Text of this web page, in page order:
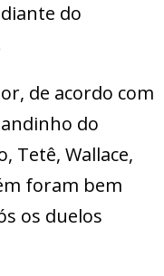
do
de acordo com
do
Tetê, Wallace,
foram bem
os duelos